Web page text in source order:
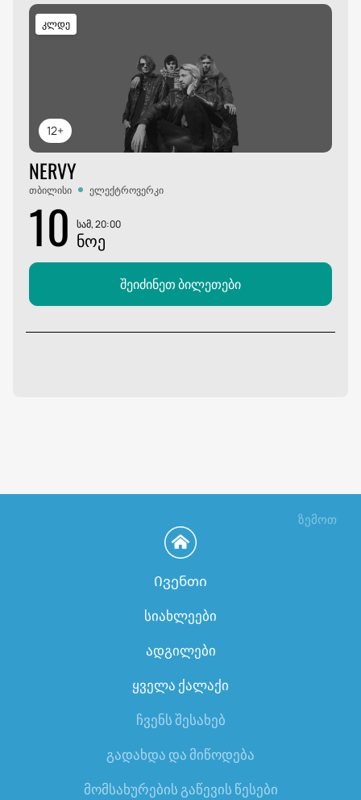
12+
კლდე
NERVY
თბილისი ელექტროვერკი
10 სამ, 20:00
ᲜᲝᲔ
შეიძინეთ ბილეთები
ზემოთ
Ივენთი
სიახლეები
ადგილები
ყველა ქალაქი
ჩვენს შესახებ
გადახდა და მიწოდება
მომსახურების გაწევის წესები